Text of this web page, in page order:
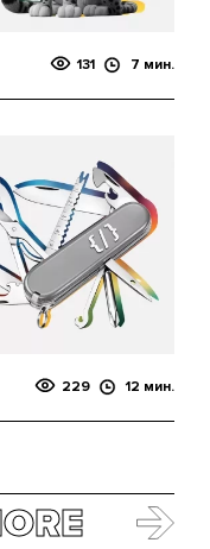
131 7 мин.
229 12 мин.